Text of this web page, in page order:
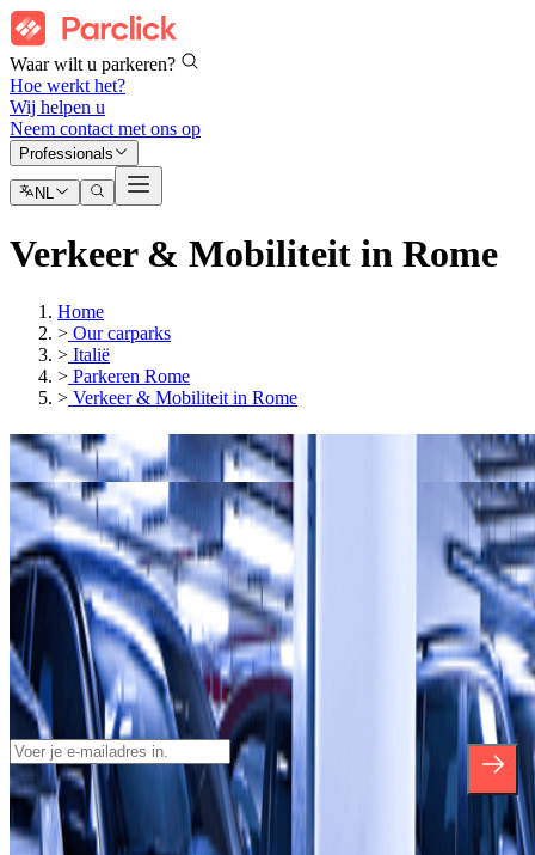
Waar wilt u parkeren?
Hoe werkt het?
Wij helpen u
Neem contact met ons op
Professionals
NL
Verkeer & Mobiliteit in Rome
Home
> Our carparks
> Italië
> Parkeren Rome
> Verkeer & Mobiliteit in Rome
Onze parkeergarages in
Onze parkeergarages in Rome buiten ZTL
Schrijf je in voor onze nieuwsbrief en
blijf op de hoogte van kortingen,
verlotingen en vele andere verrassingen.
*Door u in te schrijven aanvaardt u ons Privacybeleid voor het
ontvangen van commerciële communicatie van Parclick. Zonder
enige verplichting kunt u zich uitschrijven wanneer u maar wilt in
dezelfde nieuwsbrief.